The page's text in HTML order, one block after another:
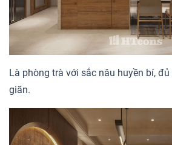
Là phòng trà với sắc nâu huyền bí,
giãn.